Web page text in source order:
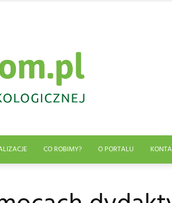
CO ROBIMY? O PORTALU